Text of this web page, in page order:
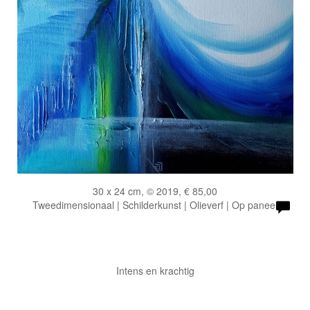
30 x 24 cm, © 2019, € 85,00
Tweedimensionaal | Schilderkunst | Olieverf | Op paneel
Intens en krachtig